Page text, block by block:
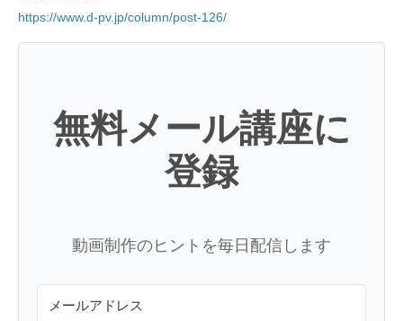
https://www.d-pv.jp/column/post-126/
無料メール講座に
登録
動画制作のヒントを毎日配信します